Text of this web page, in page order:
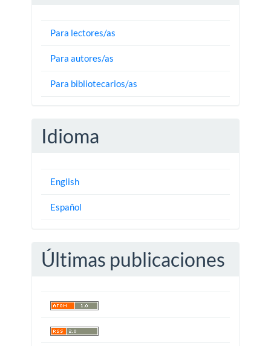
Para lectores/as
Para autores/as
Para bibliotecarios/as
Idioma
English
Español
Últimas publicaciones